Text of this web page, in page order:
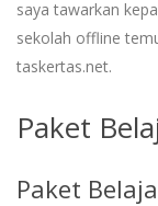
saya tawarkan
sekolah offline
taskertas.net.
Paket
Paket